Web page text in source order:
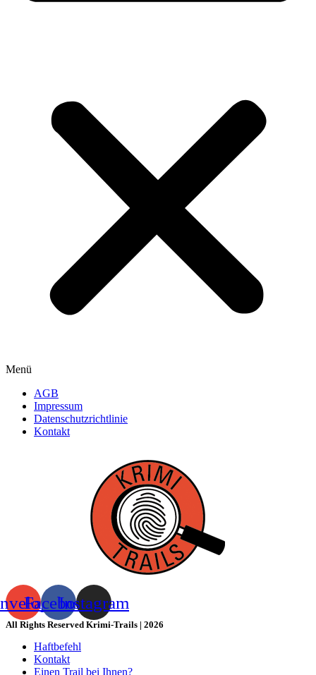
Menü
AGB
Impressum
Datenschutzrichtlinie
Kontakt
FacebookInstagram
All Rights Reserved Krimi-Trails | 2026
Haftbefehl
Kontakt
Einen Trail bei Ihnen?